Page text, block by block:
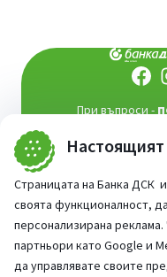
Настоящият
Страницата на Банка ДСК
своята функционалност,
персонализирана
партньори като Google и
да управлявате своите
При въпроси -